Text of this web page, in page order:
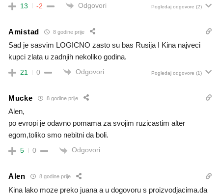
13 -2 Odgovori Pogledaj odgovore (2)
Amistad 8 godine prije
Sad je sasvim LOGICNO zasto su bas Rusija I Kina najveci
kupci zlata u zadnjih nekoliko godina.
21 0 Odgovori Pogledaj odgovore (1)
Mucke 8 godine prije
Alen,
po evropi je odavno pomama za svojim ruzicastim alter
egom,toliko smo nebitni da boli.
5 0 Odgovori
Alen 8 godine prije
Kina lako moze preko juana a u dogovoru s proizvodjacima.da